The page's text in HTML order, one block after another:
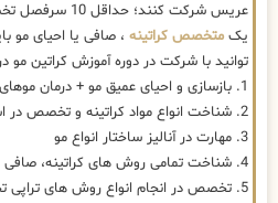
عریس شرکت
یک متخصص کراتینه ، صافی یا احیای مو
توانید با شرکت در دوره آموزش کراتین مو
1. بازسازی و احیای عمیق مو + درمان موهای ضعیف یا شکسته
2. شناخت انواع مواد کراتینه و تخصص در استفاده از آن ها
3. مهارت در آنالیز ساختار انواع مو
4. شناخت تمامی روش های کراتینه، صافی و احیای مو
5. تخصص در انجام انواع روش های تراپی تخصصی